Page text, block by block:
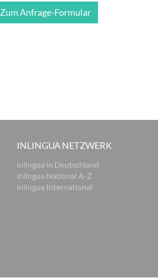
Zum Anfrage-Formular
INLINGUA NETZWERK
inlingua in Deutschland
inlingua National A-Z
inlingua International